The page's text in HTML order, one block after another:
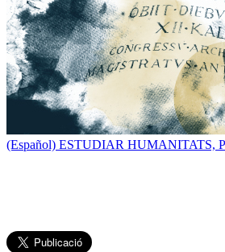
(Español) ESTUDIAR HUMANITATS,